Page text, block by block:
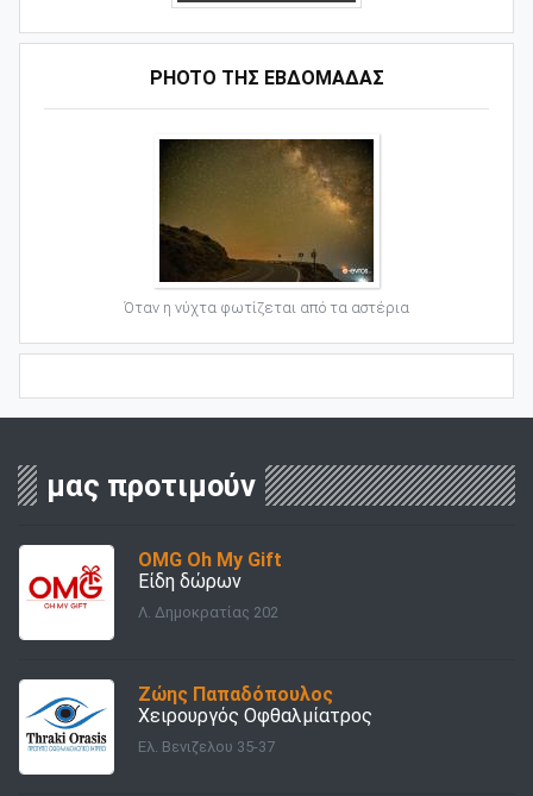
PHOTO ΤΗΣ ΕΒΔΟΜΑΔΑΣ
Όταν η νύχτα φωτίζεται από τα αστέρια
μας προτιμούν
OMG Oh My Gift
Είδη δώρων
Λ. Δημοκρατίας 202
Ζώης Παπαδόπουλος
Χειρουργός Οφθαλμίατρος
Ελ. Βενιζελου 35-37